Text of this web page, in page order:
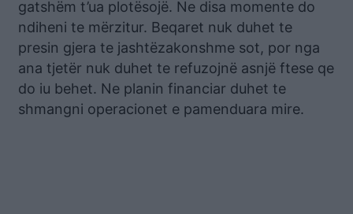
gatshëm t’ua plotësojë. Ne disa momente do
ndiheni te mërzitur. Beqaret nuk duhet te
presin gjera te jashtëzakonshme sot, por nga
ana tjetër nuk duhet te refuzojnë asnjë ftese qe
do iu behet. Ne planin financiar duhet te
shmangni operacionet e pamenduara mire.